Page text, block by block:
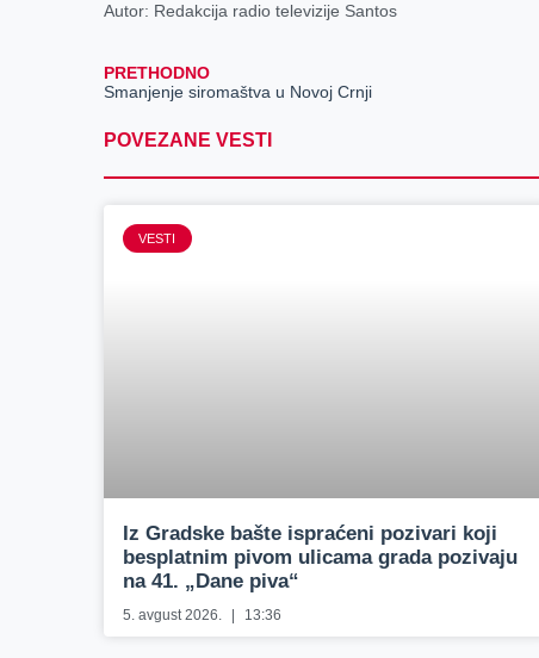
Autor: Redakcija radio televizije Santos
PRETHODNO
Smanjenje siromaštva u Novoj Crnji
POVEZANE VESTI
VESTI
Iz Gradske bašte ispraćeni pozivari koji
besplatnim pivom ulicama grada pozivaju
na 41. „Dane piva“
5. avgust 2026. 13:36